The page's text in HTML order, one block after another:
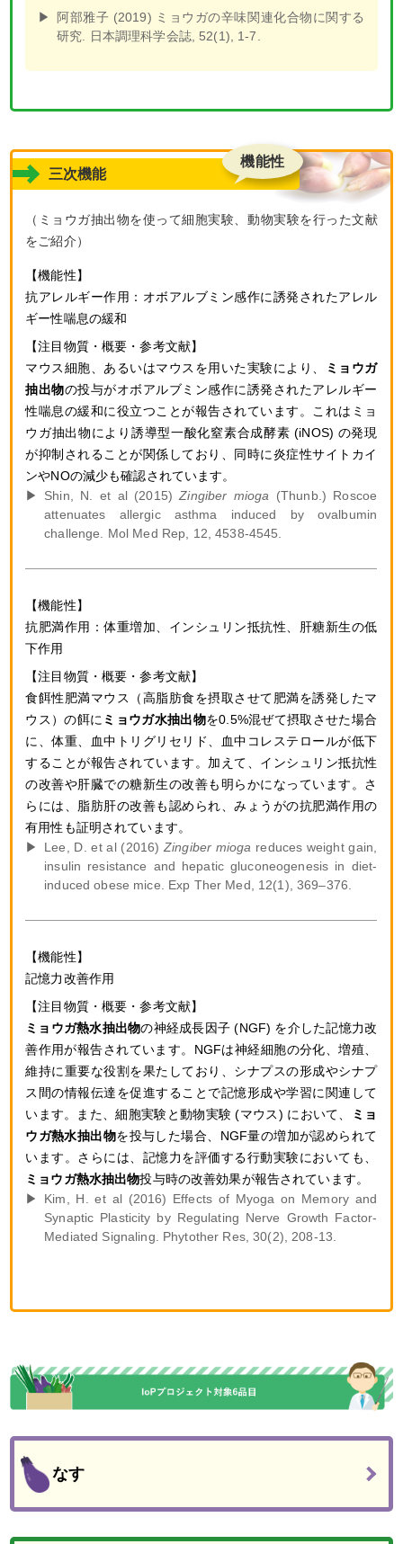
阿部雅子 (2019) ミョウガの辛味関連化合物に関する
研究. 日本調理科学会誌, 52(1), 1-7.
三次機能
機能性
（ミョウガ抽出物を使って細胞実験、動物実験を行った文献
をご紹介）
抗アレルギー作用： オボアルブミン感作に誘発されたアレル
ギー性喘息の緩和
マウス細胞、あるいはマウスを用いた実験により、
ミョウガ
抽出物の投与がオボアルブミン感作に誘発されたアレルギー
性喘息の緩和に役立つことが報告されています。これはミョ
ウガ抽出物により誘導型一酸化窒素合成酵素 (iNOS) の発現
が抑制されることが関係しており、同時に炎症性サイトカイ
ンやNOの減少も確認されています。
Shin, N. et al (2015)Zingiber mioga (Thunb.) Roscoe
attenuates allergic asthma induced by ovalbumin
challenge. Mol Med Rep, 12, 4538-4545.
抗肥満作用：体重増加、 インシュリン抵抗性、肝糖新生の低
下作用
食餌性肥満マウス（高脂肪食を摂取させて肥満を誘発したマ
ウス）の餌に ミョウガ水抽出物を0.5%混ぜて摂取させた場合
に、体重、血中トリグリセリド、血中コレステロールが低下
することが報告されています。加えて、インシュリン抵抗性
の改善や肝臓での糖新生の改善も明らかになっています。さ
らには、脂肪肝の改善も認められ、みょうがの抗肥満作用の
有用性も証明されています。
Lee, D. et al (2016) Zingiber mioga reduces weight gain,
insulin resistance and hepatic gluconeogenesis in diet-
induced obese mice. Exp Ther Med, 12(1), 369–376.
記憶力改善作用
ミョウガ熱水抽出物の神経成長因子 (NGF) を介した記憶力改
善作用が報告されています。NGFは神経細胞の分化、増殖、
維持に重要な役割を果たしており、シナプスの形成やシナプ
ス間の情報伝達を促進することで記憶形成や学習に関連して
います。また、細胞実験と動物実験 (マウス) において、
ミョ
ウガ熱水抽出物を投与した場合、NGF量の増加が認められて
います。さらには、記憶力を評価する行動実験においても、
ミョウガ熱水抽出物投与時の改善効果が報告されています。
Kim, H. et al (2016) Effects of Myoga on Memory and
Synaptic Plasticity by Regulating Nerve Growth Factor-
Mediated Signaling. Phytother Res, 30(2), 208-13.
なす